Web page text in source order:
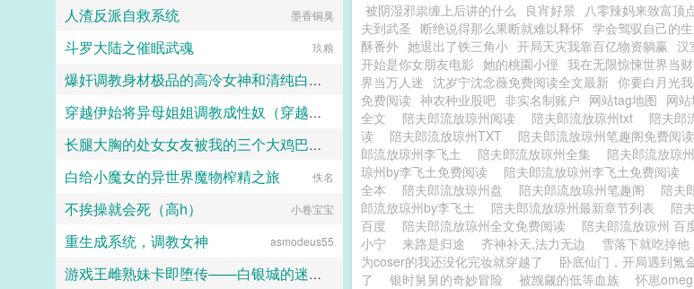
被阴湿邪祟缠上后讲的什么 良宵好景 八零辣妈来致富顶
夫到武圣 断绝说得那么果断就难以释怀 学会驾驭自己的
酥番外 她退出了铁三角小 开局天灾我靠百亿物资躺赢 汉
开始是你女朋友电影 她的桃園小徑 我在无限惊悚世界当
界当万人迷 沈岁宁沈念薇免费阅读全文最新 你要白月光
免费阅读 神农种业股吧 非实名制账户 网站tag地图 网
全文
陪夫郎流放琼州阅读 陪夫郎流放琼州txt 陪夫郎
读
陪夫郎流放琼州TXT 陪夫郎流放琼州笔趣阁免费阅读
郎流放琼州李飞土
陪夫郎流放琼州全集 陪夫郎流放琼
琼州by李飞土免费阅读
陪夫郎流放琼州李飞土免费阅读
全本
陪夫郎流放琼州盘 陪夫郎流放琼州笔趣阁 陪夫
郎流放琼州by李飞土
陪夫郎流放琼州最新章节列表 陪
百度
陪夫郎流放琼州全文免费阅读 陪夫郎流放琼州 百
小宁
来路是归途 齐神补天,法力无边 雪落下就吃掉他
为coser的我还没化完妆就穿越了
卧底仙门，开局遇到氪
了
银时舅舅的奇妙冒险 被觊觎的低等血族 怀崽
喵不可言
人渣反派自救系统 墨香铜臭
斗罗大陆之催眠武魂 玖粮
爆奸调教身材极品的高冷女神和清纯白袜甜妹留学生，射满她们的鞋柜里的高跟鞋和小皮鞋
穿越伊始将异母姐姐调教成性奴（穿越到异世界把高贵强大的女性征服至胯下）
长腿大胸的处女女友被我的三个大鸡巴室友轮番调教，狠狠灌精直到怀孕
158330
白给小魔女的异世界魔物榨精之旅 佚名
不挨操就会死（高h） 小卷宝宝
重生成系统，调教女神 asmodeus55
游戏王雌熟妹卡即堕传——白银城的迷宫主?拉比丽斯篇